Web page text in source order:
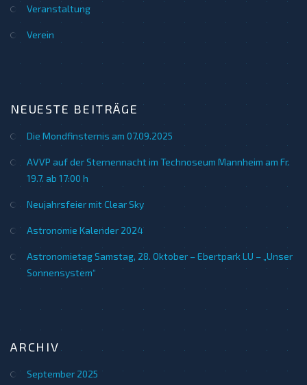
Veranstaltung
Verein
NEUESTE BEITRÄGE
Die Mondfinsternis am 07.09.2025
AVVP auf der Sternennacht im Technoseum Mannheim am Fr.
19.7. ab 17:00 h
Neujahrsfeier mit Clear Sky
Astronomie Kalender 2024
Astronomietag Samstag, 28. Oktober – Ebertpark LU – „Unser
Sonnensystem“
ARCHIV
September 2025